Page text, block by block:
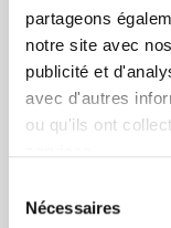
partageons
notre site avec
publicité et
avec d'autres
ou qu'ils ont
Nécessaires